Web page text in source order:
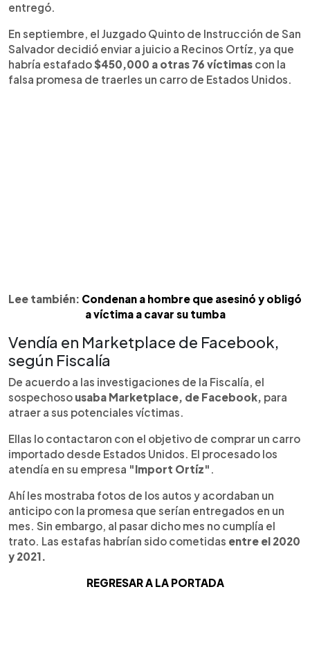
entregó.
En septiembre, el Juzgado Quinto de Instrucción de San
Salvador decidió enviar a juicio a Recinos Ortíz, ya que
habría estafado$450,000 a otras 76 víctimas con la
falsa promesa de traerles un carro de Estados Unidos.
Lee también: Condenan a hombre que asesinó y obligó
a víctima a cavar su tumba
Vendía en Marketplace de Facebook,
según Fiscalía
De acuerdo a las investigaciones de la Fiscalía, el
sospechoso usaba Marketplace, de Facebook, para
atraer a sus potenciales víctimas.
Ellas lo contactaron con el objetivo de comprar un carro
importado desde Estados Unidos. El procesado los
atendía en su empresa "Import Ortíz" .
Ahí les mostraba fotos de los autos y acordaban un
anticipo con la promesa que serían entregados en un
mes. Sin embargo, al pasar dicho mes no cumplía el
trato. Las estafas habrían sido cometidas entre el 2020
y 2021.
REGRESAR A LA PORTADA